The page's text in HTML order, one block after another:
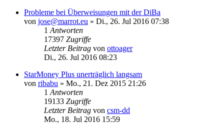
Probleme bei Überweisungen mit der DiBa
von jose@marrot.eu » Di., 26. Jul 2016 07:38
1 Antworten
17397 Zugriffe
Letzter Beitrag von ottoager
Di., 26. Jul 2016 08:23
StarMoney Plus unerträglich langsam
von ribabu » Mo., 21. Dez 2015 21:26
1 Antworten
19133 Zugriffe
Letzter Beitrag von csm-dd
Mo., 18. Jul 2016 15:59